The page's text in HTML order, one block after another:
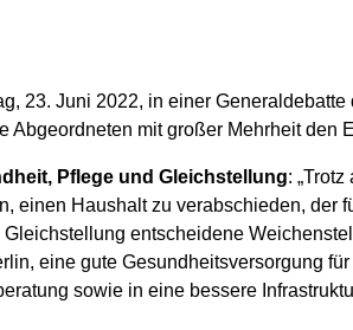
23. Juni 2022, in einer
Abgeordneten mit großer Mehrheit den
Pflege und Gleichstellung:
einen Haushalt zu verabschieden, der
entscheidene
eine gute Gesundheitsversorgung
sowie in eine bessere